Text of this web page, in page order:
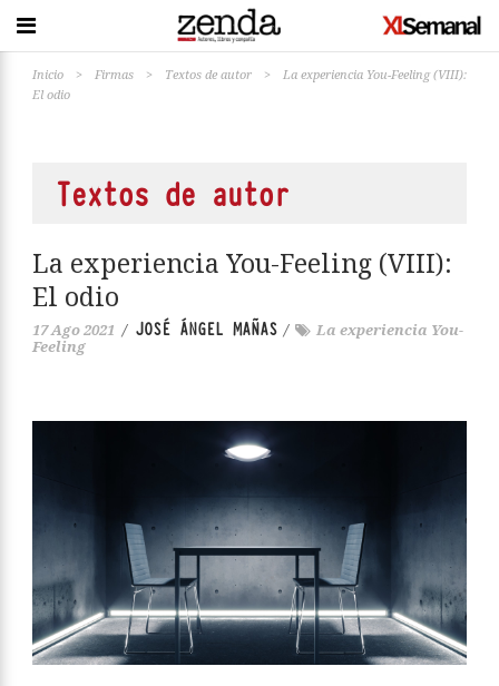
Inicio > Firmas > Textos de autor >
La experiencia You-Feeling (VIII):
El odio
Textos de autor
La experiencia You-Feeling (VIII):
El odio
17 Ago 2021 / JOSÉ ÁNGEL MAÑAS /
La experiencia You-
Feeling